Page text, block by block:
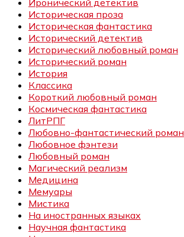
Иронический детектив
Историческая проза
Историческая фантастика
Исторический детектив
Исторический любовный роман
Исторический роман
История
Классика
Короткий любовный роман
Космическая фантастика
ЛитРПГ
Любовно-фантастический роман
Любовное фэнтези
Любовный роман
Магический реализм
Медицина
Мемуары
Мистика
На иностранных языках
Научная фантастика